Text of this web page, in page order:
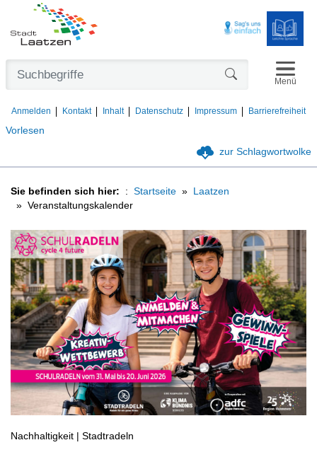
Vorlesen
Anmelden Kontakt Inhalt Datenschutz Impressum Barrierefreiheit
Menü
zur Schlagwortwolke
Sie befinden sich hier: Startseite
Laatzen
Veranstaltungskalender
Nachhaltigkeit | Stadtradeln